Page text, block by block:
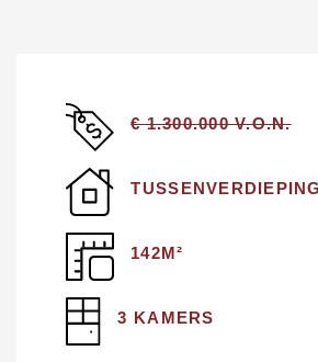
€ 1.300.000 V.O.N.
TUSSENVERDIEPING
142M²
3 KAMERS